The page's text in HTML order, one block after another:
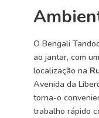
O Bengali
ao jantar, com
localização na
Avenida da
torna-o
trabalho rápido